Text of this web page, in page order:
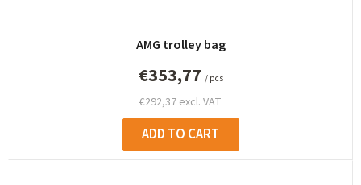
AMG trolley bag
€292,37 excl. VAT
€353,77 / pcs
ADD TO CART